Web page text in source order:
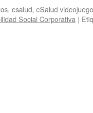
, esalud, eSalud
Social Corporativa |